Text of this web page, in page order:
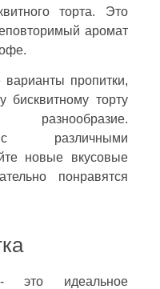
торта. Это
аромат
варианты пропитки,
бисквитному торту
с различными
новые вкусовые
понравятся
идеальное